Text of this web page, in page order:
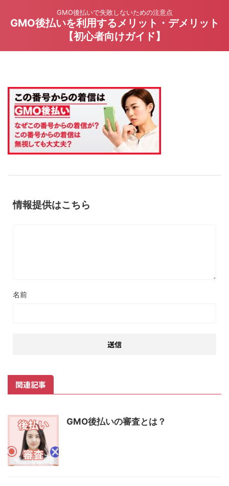
GMO後払いで失敗しないための注意点
GMO後払いを利用するメリット・デメリット
【初心者向けガイド】
情報提供はこちら
名前
関連記事
GMO後払いの審査とは？